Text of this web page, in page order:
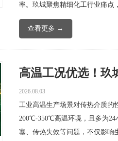
率。玖城聚焦精细化工行业痛点
查看更多 →
高温工况优选！玖
2026.08.03
工业高温生产场景对传热介质的
200℃-350℃高温环境，且多为24
塞、传热失效等问题，不仅影响